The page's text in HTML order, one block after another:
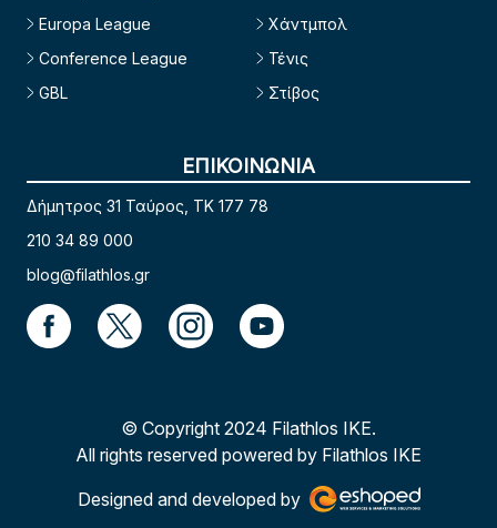
Europa League
Conference League
GBL
Χάντμπολ
Τένις
Στίβος
ΕΠΙΚΟΙΝΩΝΙΑ
Δήμητρος 31 Ταύρος, TK 177 78
210 34 89 000
blog@filathlos.gr
© Copyright 2024 Filathlos ΙΚΕ.
All rights reserved powered by Filathlos ΙΚΕ
Designed and developed by